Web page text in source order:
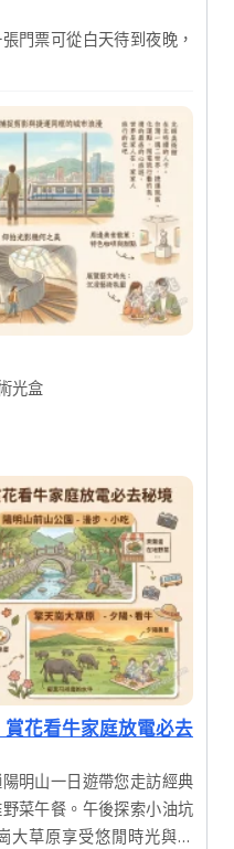
門票可從白天待到夜晚，
光盒
花看牛家庭放電必去
明山一日遊帶您走訪經典
菜午餐。午後探索小油坑
大草原享受悠閒時光與夕